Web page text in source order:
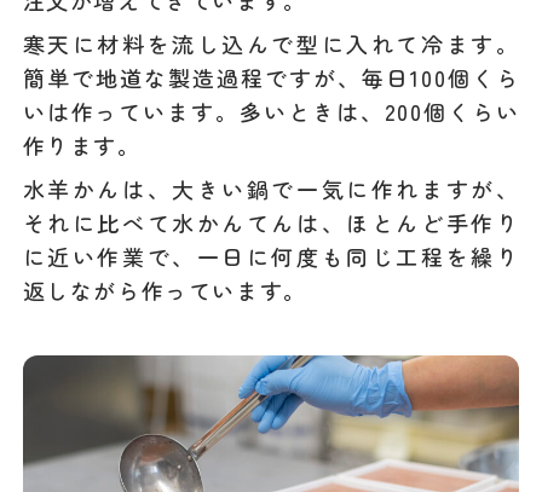
寒天に材料を流し込んで型に入れて冷ます。
簡単で地道な製造過程ですが、毎日100個くら
いは作っています。多いときは、200個くらい
作ります。
水羊かんは、大きい鍋で一気に作れますが、
それに比べて水かんてんは、ほとんど手作り
に近い作業で、一日に何度も同じ工程を繰り
返しながら作っています。